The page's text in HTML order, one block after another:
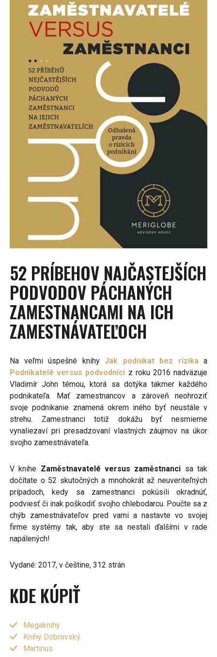
52 PRÍBEHOV NAJČASTEJŠÍCH
PODVODOV PÁCHANÝCH
ZAMESTNANCAMI NA ICH
ZAMESTNÁVATEĽOCH
Na veľmi úspešné knihy Jak podnikat bez rizika a
Podnikatelé versus podvodníci z roku 2016 nadväzuje
Vladimír John témou, ktorá sa dotýka takmer každého
podnikateľa. Mať zamestnancov a zároveň neohroziť
svoje podnikanie znamená okrem iného byť neustále v
strehu. Zamestnanci totiž dokážu byť nesmierne
vynaliezaví pri presadzovaní vlastných záujmov na úkor
svojho zamestnávateľa.
V knihe Zaměstnavatelé versus zaměstnanci sa tak
dočítate o 52 skutočných a mnohokrát až neuveriteľných
prípadoch, kedy sa zamestnanci pokúsili okradnúť,
podviesť či inak poškodiť svojho chlebodarcu. Poučte sa z
chýb zamestnávateľov pred vami a nastavte vo svojej
firme systémy tak, aby ste sa nestali ďalšími v rade
napálených!
Vydané: 2017, v češtine, 312 strán
KDE KÚPIŤ
Megaknihy
Knihy Dobrovský
Martinus